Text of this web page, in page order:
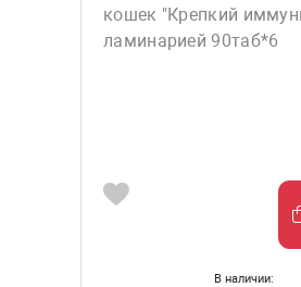
кошек "Крепкий
ламинарией 90таб*6
В наличии: